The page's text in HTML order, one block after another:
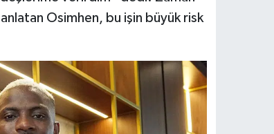
Osimhen, bu işin büyük risk